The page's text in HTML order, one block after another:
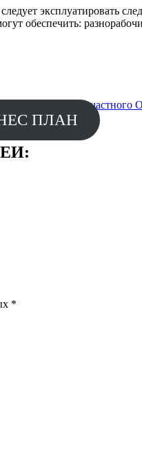
эксплуатировать
обеспечить:
Поселок на берегу частного
ПЛАН
*